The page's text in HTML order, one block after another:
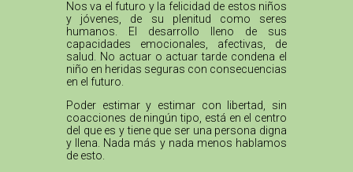
Nos va el futuro y la felicidad de estos niños
y jóvenes, de su plenitud como seres
humanos. El desarrollo lleno de sus
capacidades emocionales, afectivas, de
salud. No actuar o actuar tarde condena el
niño en heridas seguras con consecuencias
en el futuro.
Poder estimar y estimar con libertad, sin
coacciones de ningún tipo, está en el centro
del que es y tiene que ser una persona digna
y llena. Nada más y nada menos hablamos
de esto.